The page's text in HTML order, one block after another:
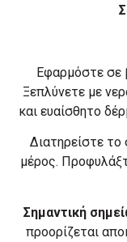
Εφαρμόστε σε
Ξεπλύνετε με
και ευαίσθητο
Διατηρείστε
μέρος.
Σημαντική
προορίζεται